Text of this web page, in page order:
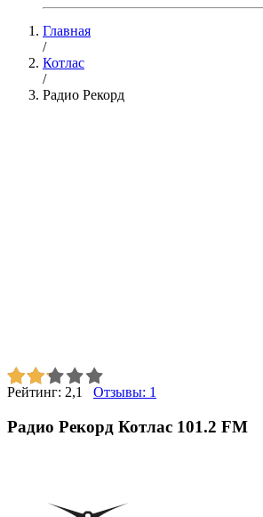
Главная
/
Котлас
/
Радио Рекорд
Рейтинг: 2,1 Отзывы: 1
Радио Рекорд Котлас 101.2 FM